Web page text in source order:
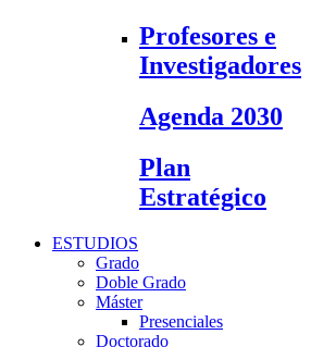
Profesores e
Investigadores
Agenda 2030
Plan
Estratégico
ESTUDIOS
Grado
Doble Grado
Máster
Presenciales
Doctorado